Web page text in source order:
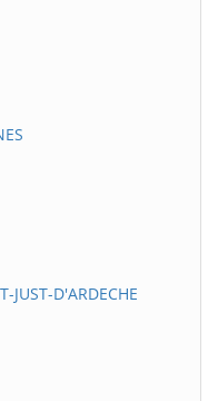
D'ARDECHE